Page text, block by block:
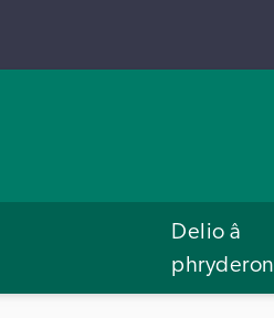
Delio â
phryderon